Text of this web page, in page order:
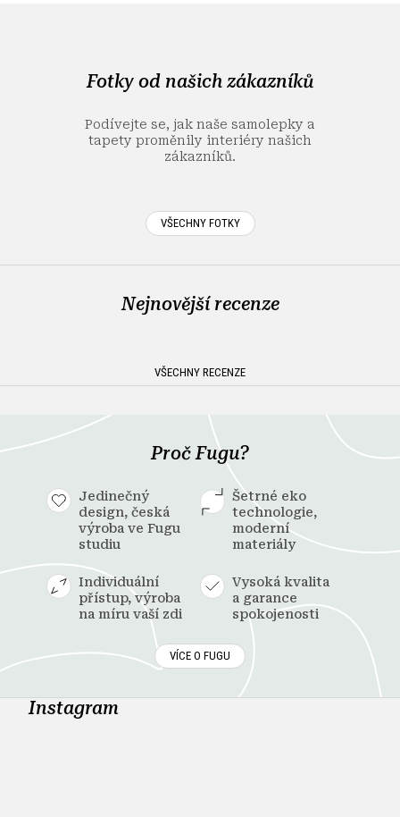
Fotky od našich zákazníků
Podívejte se, jak naše samolepky a
tapety proměnily interiéry našich
zákazníků.
VŠECHNY FOTKY
Nejnovější recenze
VŠECHNY RECENZE
Proč Fugu?
Jedinečný
design, česká
výroba ve Fugu
studiu
Šetrné eko
technologie,
moderní
materiály
Individuální
přístup, výroba
na míru vaší zdi
Vysoká kvalita
a garance
spokojenosti
VÍCE O FUGU
Instagram